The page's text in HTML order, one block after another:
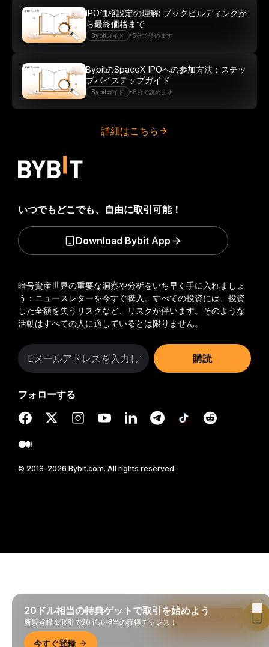
Bybitガイド •5分で読めます
IPO価格設定の理解: ブックビルディングか
ら最終価格まで
Bybitガイド •8分で読めます
BybitのSpaceX IPOへの参加方法：ステッ
プバイステップガイド
詳細はこちら
暗号資産世界の重要な洞察や分析をいち早く手に入れましょ
う：ニュースレターを今すぐ購入。 すべての投資には、投資
した全額を失うリスクなど、リスクが伴います。そのような
活動はすべての人に適しているとは限りません。
購読
フォローする
© 2018-2026 Bybit.com. All rights reserved.
いつでもどこでも、自由に取引可能！
Download Bybit App
20ドル相当の特典ゲットで取引を始めよう
新規登録＆取引で20ドル相当の獲得チャンス！
今すぐ登録
Bybitアプリで読む